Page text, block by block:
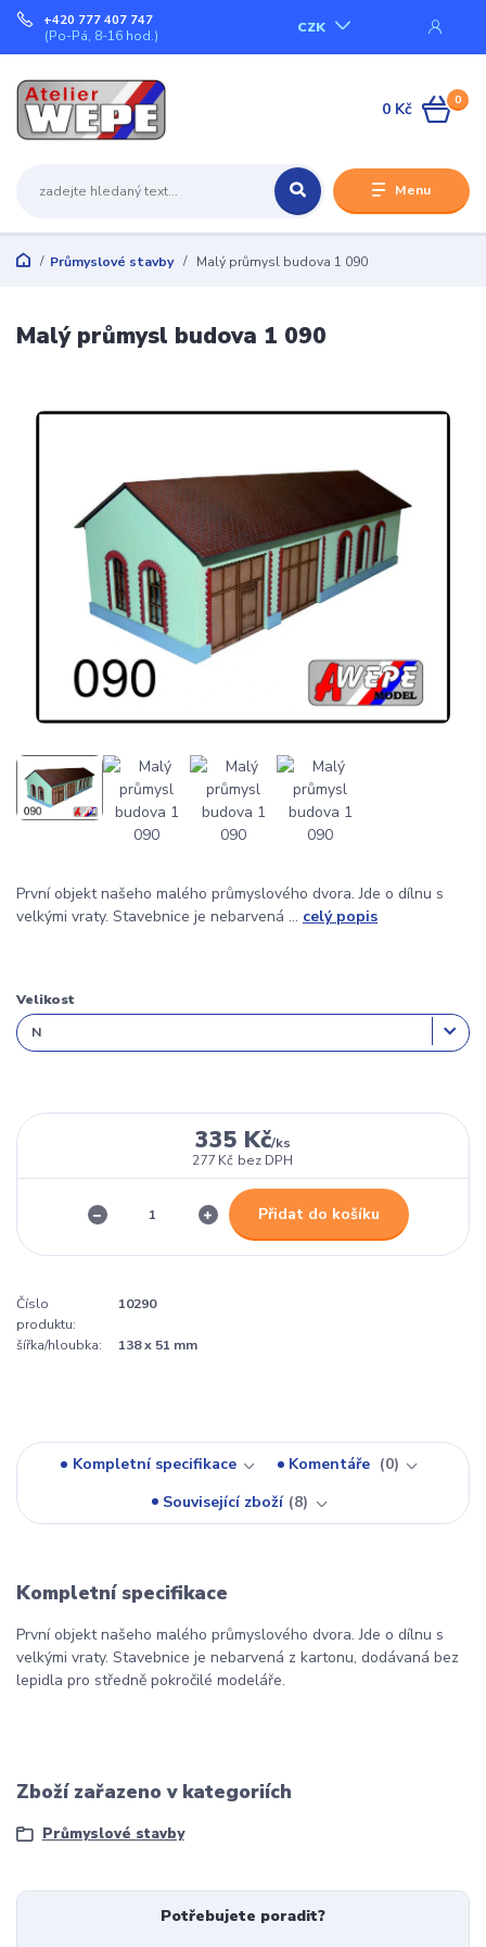
Menu
CZK
+420 777 407 747
(Po-Pá, 8-16 hod.)
0
0 Kč
Průmyslové stavby Malý průmysl budova 1 090
Malý průmysl budova 1 090
První objekt našeho malého průmyslového dvora. Jde o dílnu s
velkými vraty. Stavebnice je nebarvená ... celý popis
Velikost
335 Kč/ks
277 Kč bez DPH
Přidat do košíku
Číslo
produktu:
10290
šířka/hloubka: 138 x 51 mm
Kompletní specifikace Komentáře
0
Související zboží 8
Kompletní specifikace
První objekt našeho malého průmyslového dvora. Jde o dílnu s
velkými vraty. Stavebnice je nebarvená z kartonu, dodávaná bez
lepidla pro středně pokročilé modeláře.
Zboží zařazeno v kategoriích
Průmyslové stavby
Potřebujete poradit?